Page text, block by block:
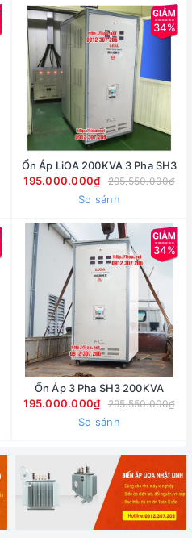
34%
Ổn Áp LiOA 200KVA 3 Pha SH3
195.000.000₫
295.550.000₫
So sánh
34%
Ổn Áp 3 Pha SH3 200KVA
195.000.000₫
295.550.000₫
So sánh